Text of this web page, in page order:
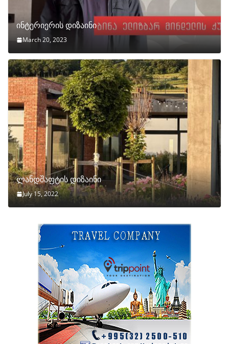
ინტერიერის დიზაინი
March 20, 2023
ლანდშაფტის დიზაინი
July 15, 2022